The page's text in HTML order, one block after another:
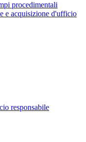
procedimentali
e acquisizione d'ufficio
responsabile